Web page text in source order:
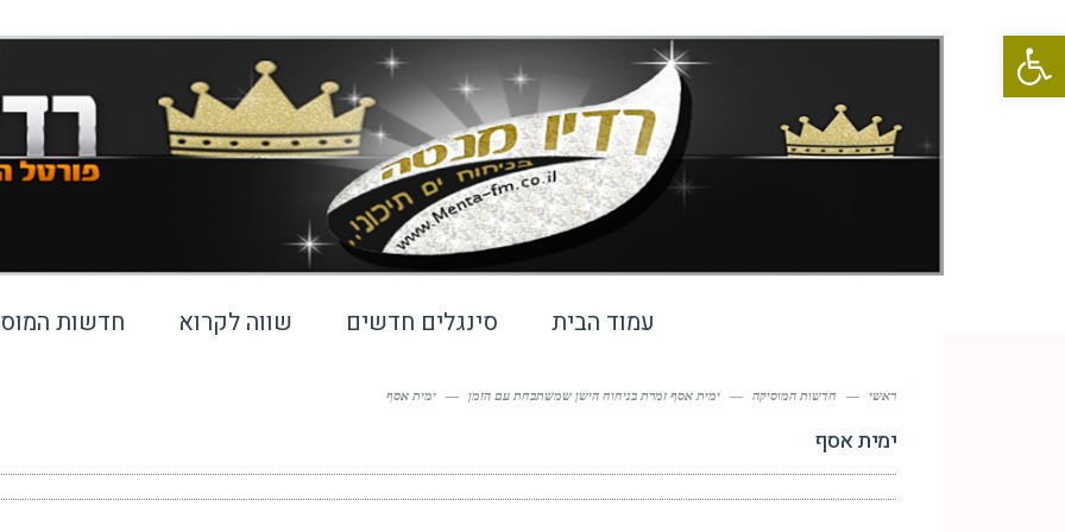
פתח סרגל נגישות
עמוד הבית סינגלים חדשים שווה לקרוא חדשות
ראשי — חדשות המוסיקה — ימית אסף זמרת בניחוח הישן שמשתבחת עם הזמן — ימית אסף
ימית אסף